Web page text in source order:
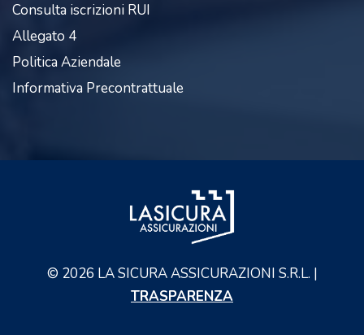
Consulta iscrizioni RUI
Allegato 4
Politica Aziendale
Informativa Precontrattuale
© 2026 LA SICURA ASSICURAZIONI S.R.L. |
TRASPARENZA